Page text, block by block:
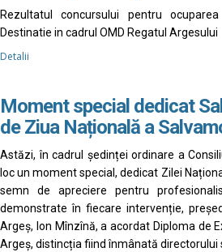
Rezultatul concursului pentru
Destinatie in cadrul OMD Regatul Argesului
Detalii
Moment special dedicat
de Ziua Națională a
Astăzi, în cadrul ședinței ordinare a
loc un moment special, dedicat Zilei
semn de apreciere pentru
demonstrate în fiecare intervenție,
Argeș, Ion Mînzînă, a acordat Diploma de
Argeș, distincția fiind înmânată directorului